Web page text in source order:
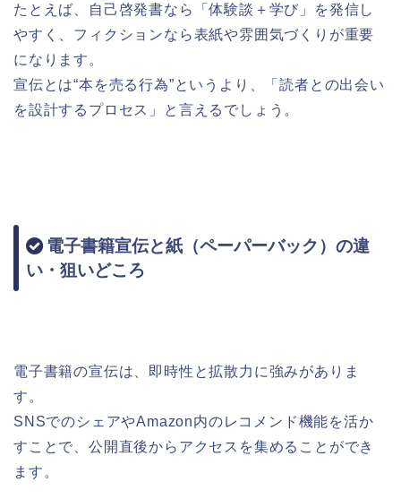
たとえば、自己啓発書なら「体験談＋学び」を発信し
やすく、フィクションなら表紙や雰囲気づくりが重要
になります。
宣伝とは“本を売る行為”というより、「読者との出会い
を設計するプロセス」と言えるでしょう。
電子書籍宣伝と紙（ペーパーバック）の違
い・狙いどころ
電子書籍の宣伝は、即時性と拡散力に強みがありま
す。
SNSでのシェアやAmazon内のレコメンド機能を活か
すことで、公開直後からアクセスを集めることができ
ます。